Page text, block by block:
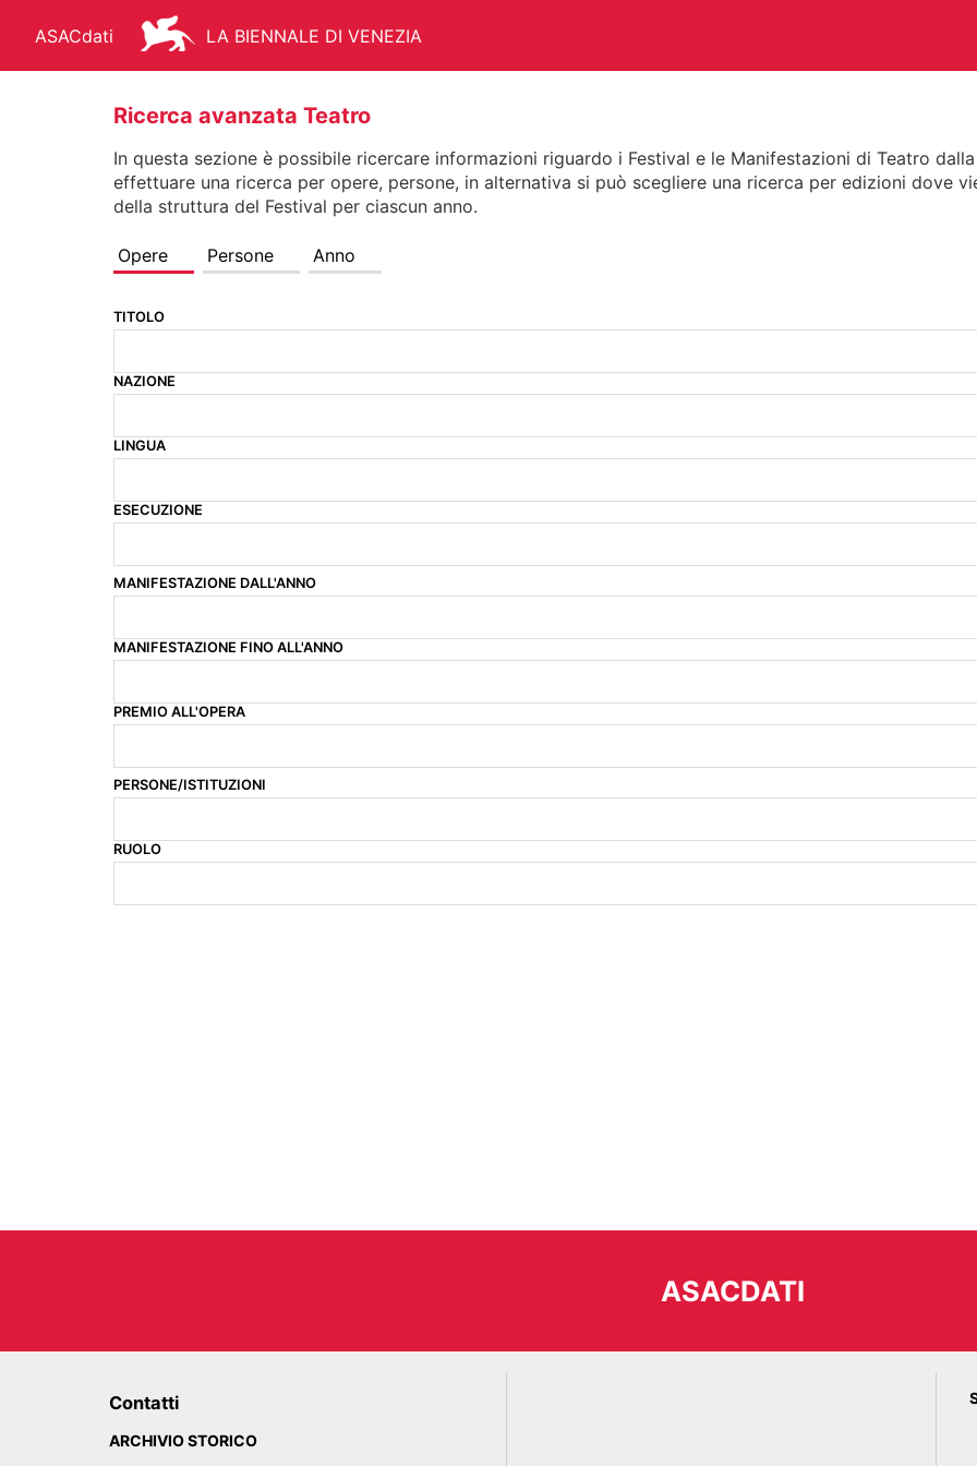
ASACdati LA BIENNALE DI VENEZIA
ARCHIVIO STORICO - ASAC ARCHITETTURA
MANIFESTI
MEDIATECA RACCOLTA DOCUMENTARIA
Ricerca avanzata Teatro
In questa sezione è possibile ricercare informazioni riguardo i Festival e le Manifestazioni di Teatro
effettuare una ricerca per opere, persone, in alternativa si può scegliere una ricerca per edizioni dove
della struttura del Festival per ciascun anno.
Opere Persone Anno
TITOLO
NAZIONE
LINGUA
ESECUZIONE
MANIFESTAZIONE DALL'ANNO
MANIFESTAZIONE FINO ALL'ANNO
PREMIO ALL'OPERA
PERSONE/ISTITUZIONI
RUOLO
ASACDATI
Contatti
ARCHIVIO STORICO